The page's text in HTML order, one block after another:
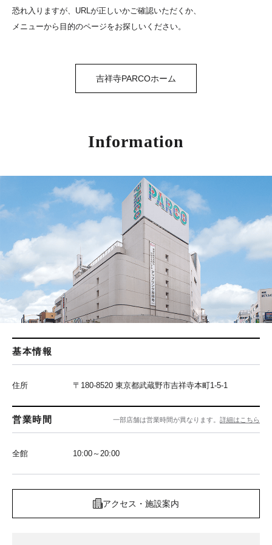
恐れ入りますが、URLが正しいかご確認いただくか、
メニューから目的のページをお探しいください。
吉祥寺PARCOホーム
Information
基本情報
住所 〒180-8520 東京都武蔵野市吉祥寺本町1-5-1
営業時間 一部店舗は営業時間が異なります。 詳細はこちら
全館 10:00～20:00
アクセス・施設案内